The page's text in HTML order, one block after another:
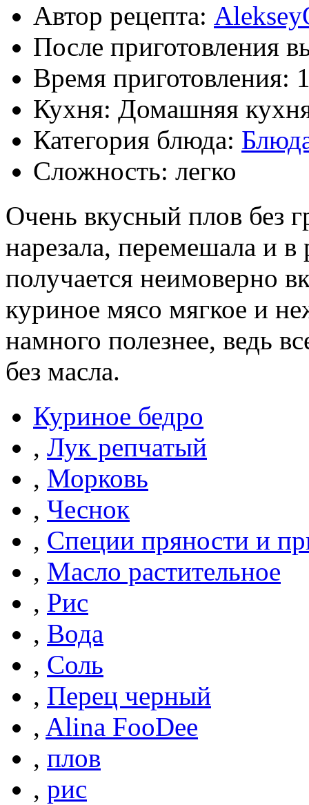
Автор рецепта:
После приготовления
Время приготовления:
Кухня: Домашняя
Категория блюда:
Сложность: легко
Очень вкусный плов без
нарезала, перемешала и в
получается неимоверно
куриное мясо мягкое и
намного полезнее, ведь
без масла.
Куриное бедро
, Лук репчатый
, Морковь
, Чеснок
, Специи пряности и
, Масло растительное
, Рис
, Вода
, Соль
, Перец черный
, Alina FooDee
, плов
, рис